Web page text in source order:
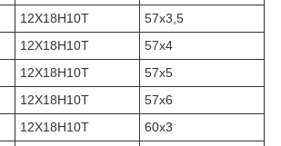
12Х18Н10Т
57х3,5
12Х18Н10Т
57х4
12Х18Н10Т
57х5
12Х18Н10Т
57х6
12Х18Н10Т
60х3